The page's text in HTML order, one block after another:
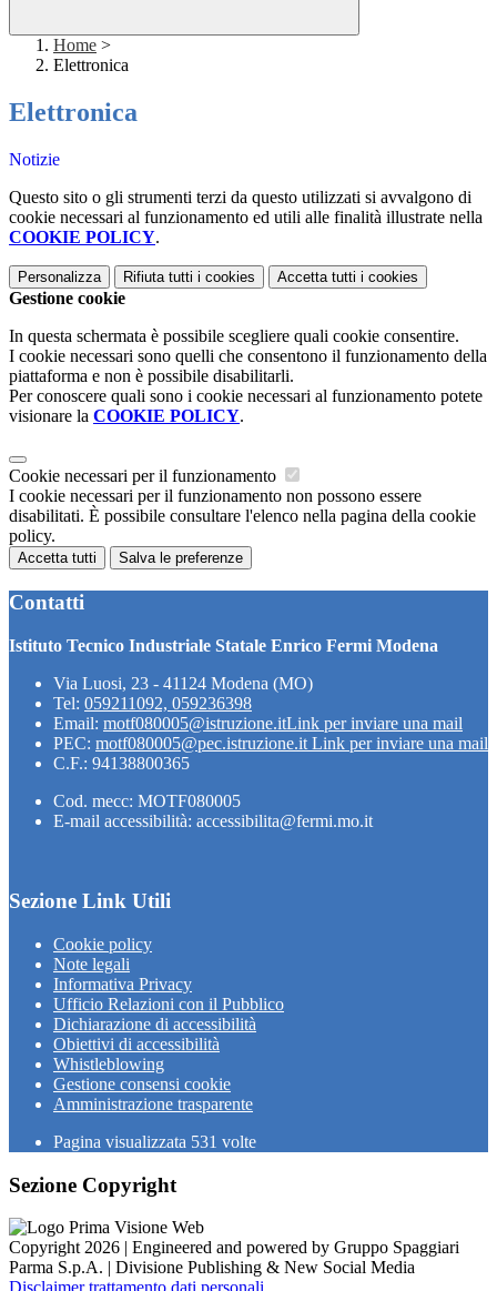
Home >
Elettronica
Elettronica
Notizie
Questo sito o gli strumenti terzi da questo utilizzati si avvalgono di
cookie necessari al funzionamento ed utili alle finalità illustrate nella
COOKIE POLICY.
Personalizza Rifiuta tutti i cookies Accetta tutti i cookies
Gestione cookie
In questa schermata è possibile scegliere quali cookie consentire.
I cookie necessari sono quelli che consentono il funzionamento della
piattaforma e non è possibile disabilitarli.
Per conoscere quali sono i cookie necessari al funzionamento potete
visionare la COOKIE POLICY.
Cookie necessari per il funzionamento
I cookie necessari per il funzionamento non possono essere
disabilitati. È possibile consultare l'elenco nella pagina della cookie
policy.
Accetta tutti Salva le preferenze
Contatti
Istituto Tecnico Industriale Statale Enrico Fermi Modena
Via Luosi, 23 - 41124 Modena (MO)
Tel: 059211092, 059236398
Email: motf080005@istruzione.itLink per inviare una mail
PEC: motf080005@pec.istruzione.it Link per inviare una mail
C.F.: 94138800365
Cod. mecc: MOTF080005
E-mail accessibilità: accessibilita@fermi.mo.it
Sezione Link Utili
Cookie policy
Note legali
Informativa Privacy
Ufficio Relazioni con il Pubblico
Dichiarazione di accessibilità
Obiettivi di accessibilità
Whistleblowing
Gestione consensi cookie
Amministrazione trasparente
Pagina visualizzata 531 volte
Sezione Copyright
Copyright 2026 | Engineered and powered by Gruppo Spaggiari
Parma S.p.A. | Divisione Publishing & New Social Media